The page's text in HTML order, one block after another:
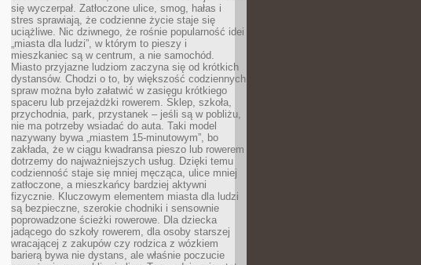
się wyczerpał. Zatłoczone ulice, smog, hałas i
stres sprawiają, że codzienne życie staje się
uciążliwe. Nic dziwnego, że rośnie popularność idei
„miasta dla ludzi”, w którym to pieszy i
mieszkaniec są w centrum, a nie samochód.
Miasto przyjazne ludziom zaczyna się od krótkich
dystansów. Chodzi o to, by większość codziennych
spraw można było załatwić w zasięgu krótkiego
spaceru lub przejażdżki rowerem. Sklep, szkoła,
przychodnia, park, przystanek – jeśli są w pobliżu,
nie ma potrzeby wsiadać do auta. Taki model
nazywany bywa „miastem 15-minutowym”, bo
zakłada, że w ciągu kwadransa pieszo lub rowerem
dotrzemy do najważniejszych usług. Dzięki temu
codzienność staje się mniej męcząca, ulice mniej
zatłoczone, a mieszkańcy bardziej aktywni
fizycznie. Kluczowym elementem miasta dla ludzi
są bezpieczne, szerokie chodniki i sensownie
poprowadzone ścieżki rowerowe. Dla dziecka
jadącego do szkoły rowerem, dla osoby starszej
wracającej z zakupów czy rodzica z wózkiem
barierą bywa nie dystans, ale właśnie poczucie